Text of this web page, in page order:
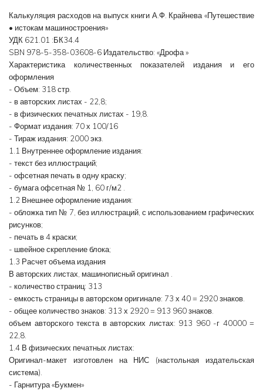
Калькуляция расходов на выпуск книги А.Ф. Крайнева «Путешествие
• истокам машиностроения»
УДК 621.01 :БК34.4
SBN 978-5-358-03608-6 Издательство: «Дрофа »
Характеристика количественных показателей издания и его
оформления
- Объем: 318 стр.
- в авторских листах - 22,8;
- в физических печатных листах - 19,8.
- Формат издания: 70 х 100/16
- Тираж издания: 2000 экз.
1.1 Внутреннее оформление издания:
- текст без иллюстраций;
- офсетная печать в одну краску;
- бумага офсетная № 1, 60 г/м2 .
1.2 Внешнее оформление издания:
- обложка тип № 7, без иллюстраций, с использованием графических
рисунков;
- печать в 4 краски;
- швейное скрепление блока;
1.3 Расчет объема издания
В авторских листах, машинописный оригинал .
- количество страниц: 313
- емкость страницы в авторском оригинале: 73 х 40 = 2920 знаков.
- общее количество знаков: 313 х 2920 = 913 960 знаков.
объем авторского текста в авторских листах: 913 960 -г 40000 =
22,8.
1.4 В физических печатных листах:
Оригинал-макет изготовлен на НИС (настольная издательская
система).
- Гарнитура «Букмен»